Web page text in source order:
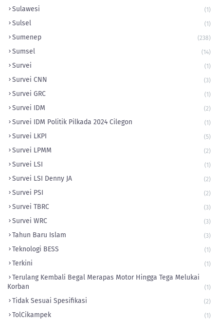
Sulawesi (1)
Sulsel (1)
Sumenep (238)
Sumsel (14)
Survei (1)
Survei CNN (3)
Survei GRC (1)
Survei IDM (2)
Survei IDM Politik Pilkada 2024 Cilegon (1)
Survei LKPI (5)
Survei LPMM (2)
Survei LSI (1)
Survei LSI Denny JA (2)
Survei PSI (2)
Survei TBRC (3)
Survei WRC (3)
Tahun Baru Islam (3)
Teknologi BESS (1)
Terkini (1)
Terulang Kembali Begal Merapas Motor Hingga Tega Melukai
Korban
(1)
Tidak Sesuai Spesifikasi (2)
TolCikampek (1)